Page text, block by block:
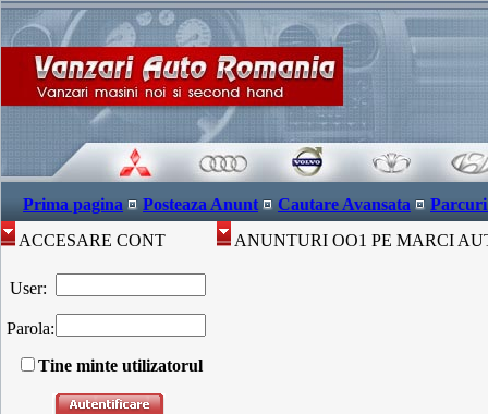
Prima pagina Posteaza Anunt Cautare Avansata
ACCESARE CONT
User:
Parola:
Tine minte utilizatorul
ANUNTURI OO1 PE MARCI